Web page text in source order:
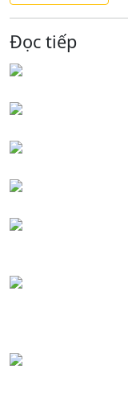
Đọc tiếp